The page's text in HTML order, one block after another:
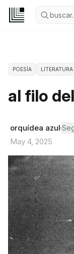
POESÍA LITERATURA
al filo
orquídea azul
May 4, 2025